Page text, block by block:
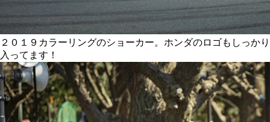
２０１９カラーリングのショーカー。ホンダのロゴもしっかり
入ってます！